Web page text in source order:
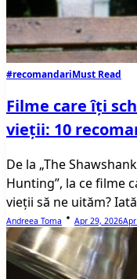
#recomandariMust Read
Filme care îți
vieții: 10
De la „The
Hunting”, la ce filme
vieții să ne uităm?
Andreea Toma Apr 29, 2026